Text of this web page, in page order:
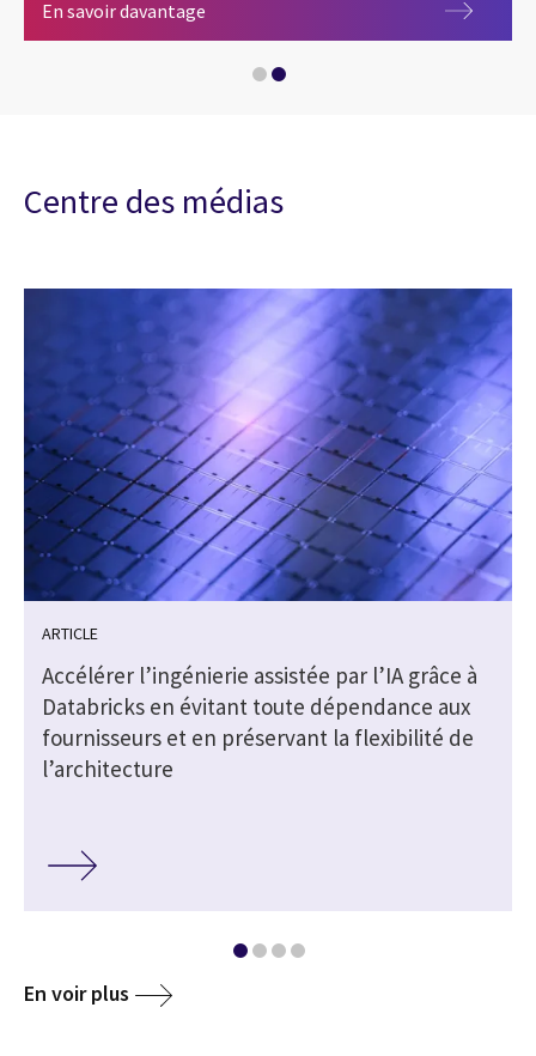
L’IA dans le secteur de l’énergie et des
En savoir davantage
Centre des médias
ARTICLE
Accélérer l’ingénierie assistée par l’IA grâce à
Databricks en évitant toute dépendance aux
fournisseurs et en préservant la flexibilité de
l’architecture
En voir plus